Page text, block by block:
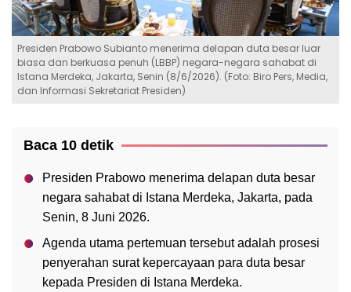
Presiden Prabowo Subianto menerima delapan duta besar luar
biasa dan berkuasa penuh (LBBP) negara-negara sahabat di
Istana Merdeka, Jakarta, Senin (8/6/2026). (Foto: Biro Pers, Media,
dan Informasi Sekretariat Presiden)
Baca 10 detik
Presiden Prabowo menerima delapan duta besar
negara sahabat di Istana Merdeka, Jakarta, pada
Senin, 8 Juni 2026.
Agenda utama pertemuan tersebut adalah prosesi
penyerahan surat kepercayaan para duta besar
kepada Presiden di Istana Merdeka.